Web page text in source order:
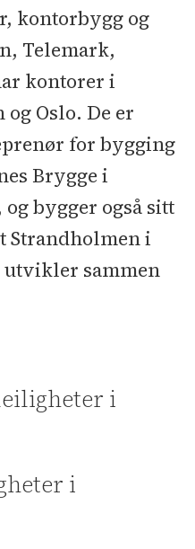
kontorbygg og
Telemark,
kontorer i
Oslo. De er
for bygging
Brygge i
bygger også sitt
Strandholmen i
utvikler sammen
i
i